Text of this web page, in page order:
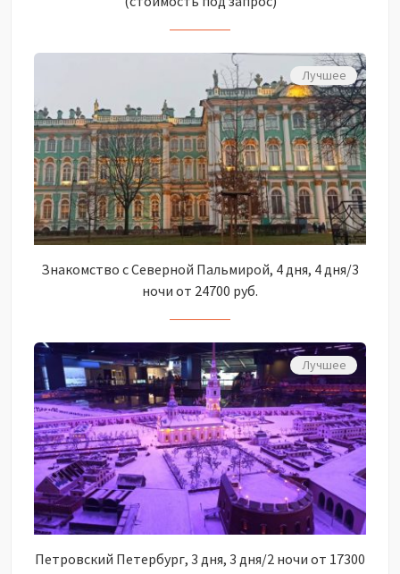
Лучшее
Знакомство с Северной Пальмирой, 4 дня, 4 дня/3
ночи от 24700 руб.
Лучшее
Петровский Петербург, 3 дня, 3 дня/2 ночи от 17300